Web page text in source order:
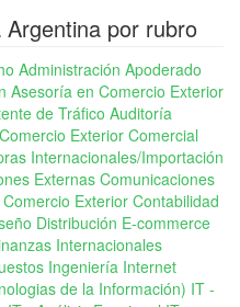
por rubro
Administración Apoderado
Asesoría en Comercio Exterior
de Tráfico Auditoría
Exterior Comercial
Internacionales/Importación
ExternasComunicaciones
Exterior Contabilidad
Distribución E-commerce
Internacionales
Ingeniería Internet
de la Información) IT -